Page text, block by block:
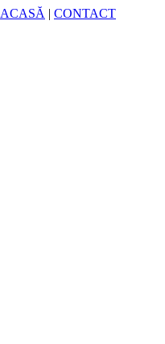
ACASĂ | CONTACT